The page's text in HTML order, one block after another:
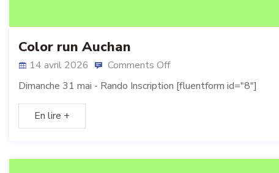
Color run Auchan
14 avril 2026
Comments Off
Dimanche 31 mai - Rando Inscription [fluentform id="8"]
En lire +